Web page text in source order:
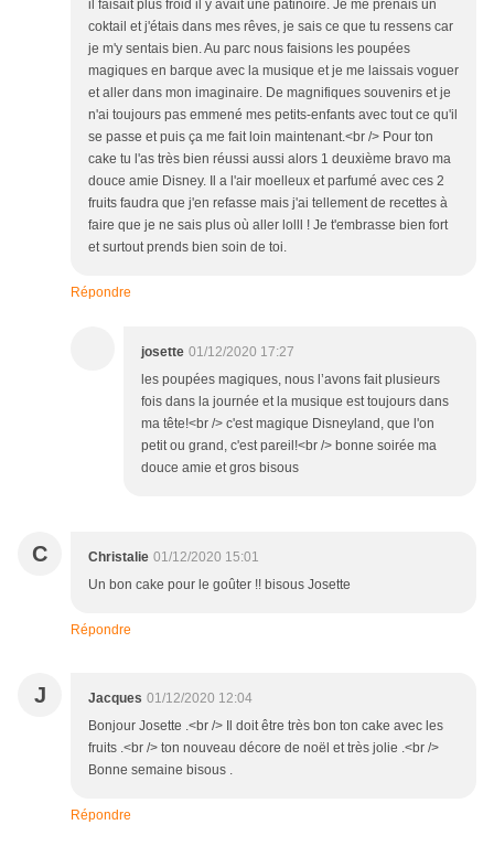
il faisait plus froid il y avait une patinoire. Je me prenais un
coktail et j'étais dans mes rêves, je sais ce que tu ressens car
je m'y sentais bien. Au parc nous faisions les poupées
magiques en barque avec la musique et je me laissais voguer
et aller dans mon imaginaire. De magnifiques souvenirs et je
n'ai toujours pas emmené mes petits-enfants avec tout ce qu'il
se passe et puis ça me fait loin maintenant.<br /> Pour ton
cake tu l'as très bien réussi aussi alors 1 deuxième bravo ma
douce amie Disney. Il a l'air moelleux et parfumé avec ces 2
fruits faudra que j'en refasse mais j'ai tellement de recettes à
faire que je ne sais plus où aller lolll ! Je t'embrasse bien fort
et surtout prends bien soin de toi.
Répondre
josette 01/12/2020 17:27
les poupées magiques, nous l’avons fait plusieurs
fois dans la journée et la musique est toujours dans
ma tête!<br /> c'est magique Disneyland, que l'on
petit ou grand, c'est pareil!<br /> bonne soirée ma
douce amie et gros bisous
C Christalie 01/12/2020 15:01
Un bon cake pour le goûter !! bisous Josette
Répondre
J Jacques 01/12/2020 12:04
Bonjour Josette .<br /> Il doit être très bon ton cake avec les
fruits .<br /> ton nouveau décore de noël et très jolie .<br />
Bonne semaine bisous .
Répondre